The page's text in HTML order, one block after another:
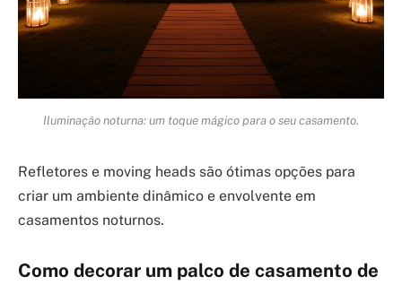
Iluminação noturna: um toque mágico para o seu casamento.
Refletores e moving heads são ótimas opções para
criar um ambiente dinâmico e envolvente em
casamentos noturnos.
Como decorar um palco de casamento de